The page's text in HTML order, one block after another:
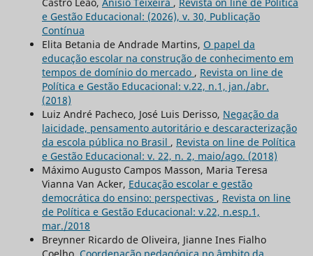
e Gestão Educacional: (2026), v. 30, Publicação
Contínua
Elita Betania de Andrade Martins, O papel da
educação escolar na construção de conhecimento em
tempos de domínio do mercado , Revista on line de
Política e Gestão Educacional: v.22, n.1, jan./abr.
(2018)
Luiz André Pacheco, José Luis Derisso, Negação da
laicidade, pensamento autoritário e descaracterização
da escola pública no Brasil , Revista on line de Política
e Gestão Educacional: v. 22, n. 2, maio/ago. (2018)
Máximo Augusto Campos Masson, Maria Teresa
Vianna Van Acker, Educação escolar e gestão
democrática do ensino: perspectivas , Revista on line
de Política e Gestão Educacional: v.22, n.esp.1,
mar./2018
Breynner Ricardo de Oliveira, Jianne Ines Fialho